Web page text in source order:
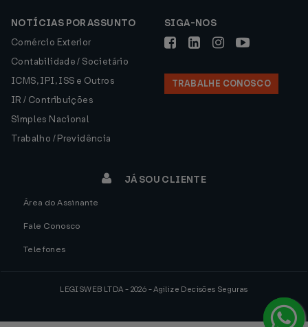
NOTÍCIAS POR ASSUNTO
Comércio Exterior
Contabilidade / Societário
ICMS, IPI, ISS e Outros
IR / Contribuições
Simples Nacional
Trabalho / Previdência
SIGA-NOS
TRABALHE CONOSCO
JÁ SOU CLIENTE
Área do Assinante
Fale Conosco
Telefones
LEGISWEB LTDA - 2026 - Agilize Decisões Seguras